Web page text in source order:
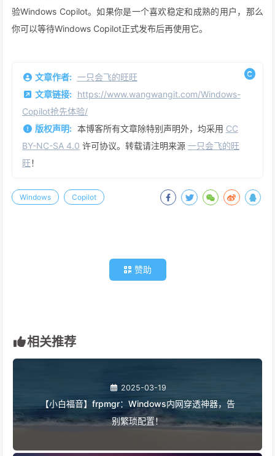
验Windows Copilot。如果你是一个喜欢稳定和成熟的用户，那么
你可以等待Windows Copilot正式发布后再使用它。
文章作者: 一只会飞的旺旺
文章链接: https://www.wangwangit.com/Windows-
Copilot抢先体验/
版权声明: 本博客所有文章除特别声明外，均采用 CC
BY-NC-SA 4.0 许可协议。转载请注明来源 一只会飞的旺
旺！
Windows Copilot
赞助
相关推荐
2025-03-19
【小白福音】frpmgr：Windows内网穿透神器，告
别繁琐配置！